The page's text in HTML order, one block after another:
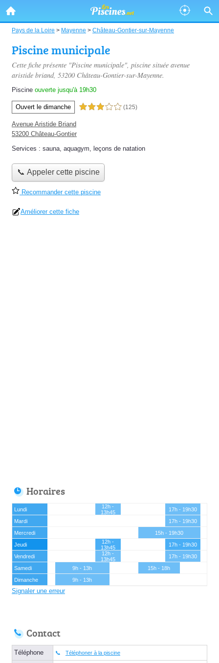
Pays de la Loire > Mayenne > Château-Gontier-sur-Mayenne
Piscine municipale
Cette fiche présente "Piscine municipale", piscine située avenue
aristide briand, 53200 Château-Gontier-sur-Mayenne.
Piscine ouverte jusqu'à 19h30
Ouvert le dimanche 3,0 étoiles sur 5 (125)
Avenue Aristide Briand
53200 Château-Gontier
Services : sauna, aquagym, leçons de natation
📞 Appeler cette piscine
Recommander cette piscine
Améliorer cette fiche
Horaires
Lundi
12h -
13h45
17h - 19h30
Mardi
17h - 19h30
Mercredi
15h - 19h30
Jeudi
12h -
13h45
17h - 19h30
Vendredi
12h -
13h45
17h - 19h30
Samedi
9h - 13h
15h - 18h
Dimanche
9h - 13h
Signaler une erreur
Contact
Téléphone Téléphoner à la piscine